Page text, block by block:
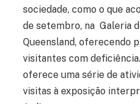
sociedade, como o que
de setembro, na Galeria
Queensland, oferecendo
visitantes com
oferece uma série de
visitas à exposição